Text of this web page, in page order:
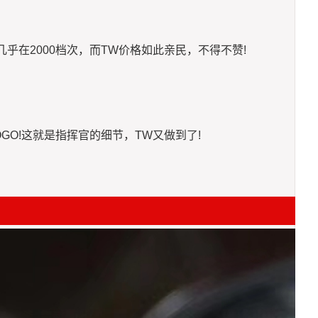
乎在2000档次，而TW价格如此亲民，不得不赞!
这就是指挥官的细节，TW又做到了!